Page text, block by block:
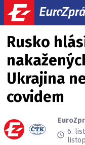
Rusko
Ukrajina
covidem
6.